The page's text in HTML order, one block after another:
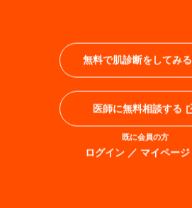
無料で肌診断をしてみる
医師に無料相談する
既に会員の方
ログイン ／ マイページ